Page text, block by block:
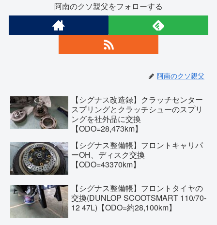
阿南のクソ親父をフォローする
阿南のクソ親父
【シグナス改造録】クラッチセンター
スプリングとクラッチシューのスプリ
ングを社外品に交換
【ODO=28,473km】
【シグナス整備帳】フロントキャリパ
ーOH、ディスク交換
【ODO=43370km】
【シグナス整備帳】フロントタイヤの
交換(DUNLOP SCOOTSMART 110/70-
12 47L)【ODO=約28,100km】